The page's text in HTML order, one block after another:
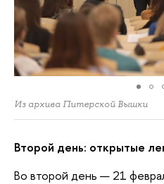
Из архива Питерской Вышки
Второй день: открытые
Во второй день — 21